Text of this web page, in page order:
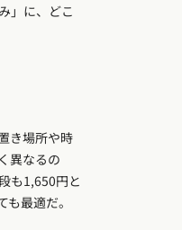
」に、どこ
き場所や時
異なるの
も1,650円と
最適だ。